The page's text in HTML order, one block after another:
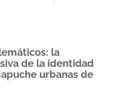
la
de la identidad
urbanas de